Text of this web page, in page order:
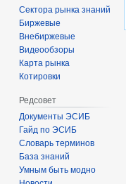
Сектора рынка знаний
Биржевые
Внебиржевые
Видеообзоры
Карта рынка
Котировки
Редсовет
Документы ЭСИБ
Гайд по ЭСИБ
Словарь терминов
База знаний
Умным быть модно